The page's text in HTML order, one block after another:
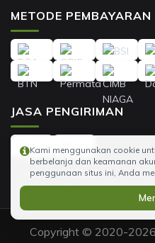
METODE PEMBAYARAN
JASA PENGIRIMAN
Copyright © 2020-
Kami menggunakan cookie
berbelanja dan keamanan
penggunaan situs ini, Anda